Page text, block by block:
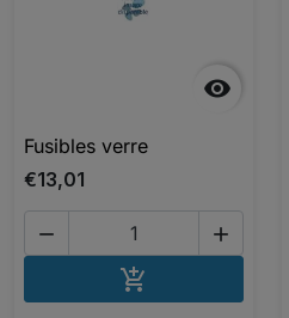

Fusibles verre
€13,01
 
